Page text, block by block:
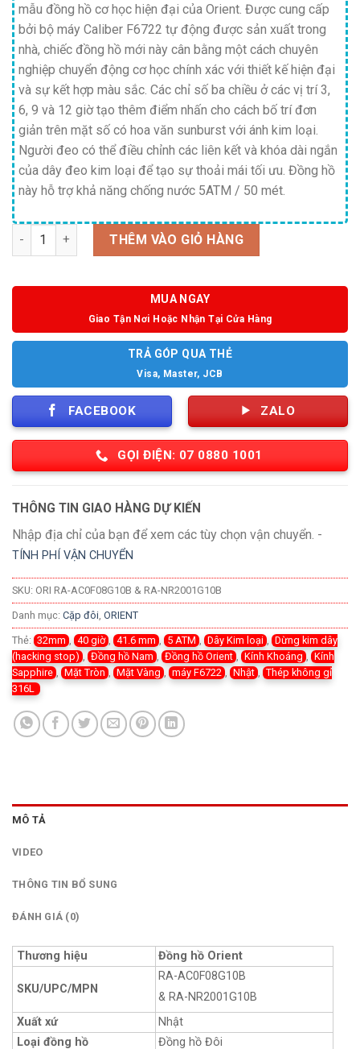
mẫu đồng hồ cơ học hiện đại của Orient. Được cung cấp
bởi bộ máy Caliber F6722 tự động được sản xuất trong
nhà, chiếc đồng hồ mới này cân bằng một cách chuyên
nghiệp chuyển động cơ học chính xác với thiết kế hiện đại
và sự kết hợp màu sắc. Các chỉ số ba chiều ở các vị trí 3,
6, 9 và 12 giờ tạo thêm điểm nhấn cho cách bố trí đơn
giản trên mặt số có hoa văn sunburst với ánh kim loại.
Người đeo có thể điều chỉnh các liên kết và khóa dài ngắn
của dây đeo kim loại để tạo sự thoải mái tối ưu. Đồng hồ
này hỗ trợ khả năng chống nước 5ATM / 50 mét.
Số lượng THÊM VÀO GIỎ HÀNG
MUA NGAY
Giao Tận Nơi Hoặc Nhận Tại Cửa Hàng
TRẢ GÓP QUA THẺ
Visa, Master, JCB
FACEBOOK ZALO
GỌI ĐIỆN: 07 0880 1001
THÔNG TIN GIAO HÀNG DỰ KIẾN
Nhập địa chỉ của bạn để xem các tùy chọn vận chuyển. -
TÍNH PHÍ VẬN CHUYỂN
SKU: ORI RA-AC0F08G10B & RA-NR2001G10B
Danh mục: Cặp đôi ORIENT
Thẻ: 32mm 40 giờ 41.6 mm 5 ATM Dây Kim loại
Dừng kim dây
(hacking stop)
Đồng hồ Nam Đồng hồ Orient Kính Khoáng
Kính
Sapphire
Mặt Tròn Mặt Vàng máy F6722 Nhật
Thép không gỉ
316L
MÔ TẢ
VIDEO
THÔNG TIN BỔ SUNG
ĐÁNH GIÁ (0)
Thương hiệu Đồng hồ Orient
SKU/UPC/MPN
RA-AC0F08G10B
& RA-NR2001G10B
Xuất xứ
Nhật
Loại đồng hồ
Đồng hồ Đôi